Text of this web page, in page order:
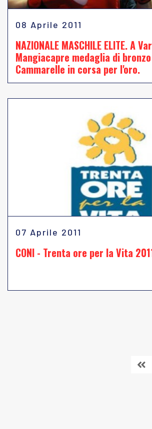
08 Aprile 2011
NAZIONALE MASCHILE ELITE. A
Mangiacapre medaglia di
Cammarelle in corsa per l'oro.
07 Aprile 2011
CONI - Trenta ore per la Vita